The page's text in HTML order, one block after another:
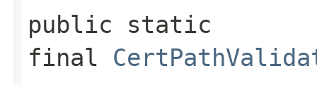
public static
final